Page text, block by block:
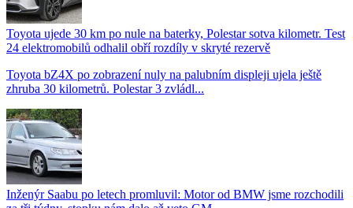
Toyota ujede 30 km po nule na baterky, Polestar sotva kilometr. Test
24 elektromobilů odhalil obří rozdíly v skryté rezervě
Toyota bZ4X po zobrazení nuly na palubním displeji ujela ještě
zhruba 30 kilometrů. Polestar 3 zvládl...
Inženýr Saabu po letech promluvil: Motor od BMW jsme rozchodili